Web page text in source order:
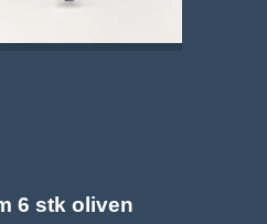
6 stk oliven